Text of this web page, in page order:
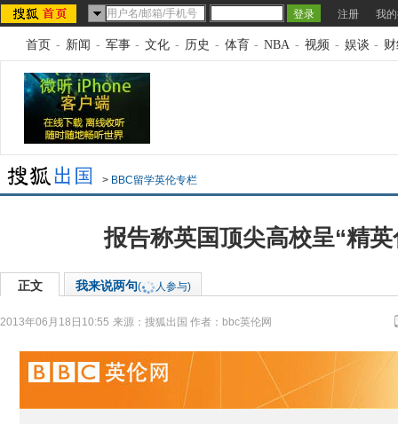
注册 我
首页 - 新闻 - 军事 - 文化 - 历史 - 体育 - NBA - 视频 - 娱谈 -
> BBC留学英伦专栏
报告称英国顶尖高校呈“精
正文 我来说两句( 人参与)
2013年06月18日10:55 来源： 搜狐出国 作者：bbc英伦网